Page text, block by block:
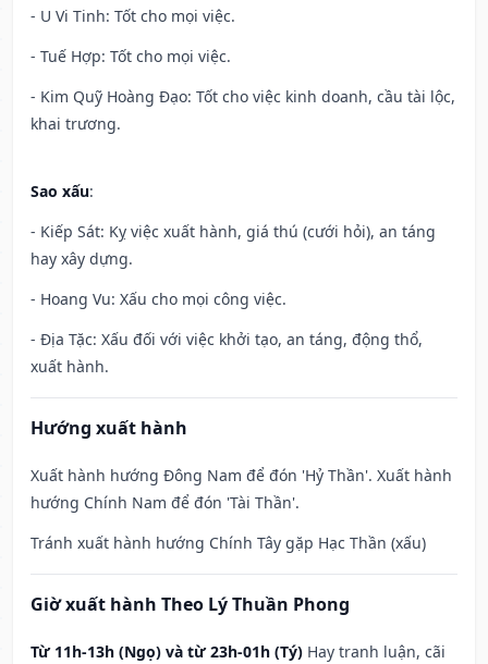
- U Vi Tinh: Tốt cho mọi việc.
- Tuế Hợp: Tốt cho mọi việc.
- Kim Quỹ Hoàng Đạo: Tốt cho việc kinh doanh, cầu tài lộc,
khai trương.
Sao xấu:
- Kiếp Sát: Kỵ việc xuất hành, giá thú (cưới hỏi), an táng
hay xây dựng.
- Hoang Vu: Xấu cho mọi công việc.
- Địa Tặc: Xấu đối với việc khởi tạo, an táng, động thổ,
xuất hành.
Hướng xuất hành
Xuất hành hướng Đông Nam để đón 'Hỷ Thần'. Xuất hành
hướng Chính Nam để đón 'Tài Thần'.
Tránh xuất hành hướng Chính Tây gặp Hạc Thần (xấu)
Giờ xuất hành Theo Lý Thuần Phong
Từ 11h-13h (Ngọ) và từ 23h-01h (Tý) Hay tranh luận, cãi